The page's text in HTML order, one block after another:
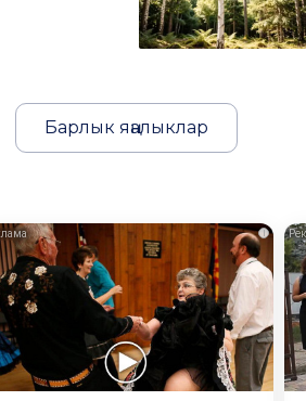
Барлык яңалыклар
i